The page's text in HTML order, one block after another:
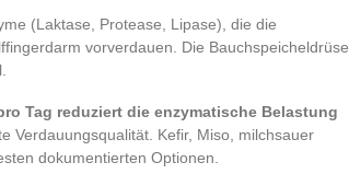
(Laktase, Protease, Lipase), die die
vorverdauen. Die Bauchspeicheldrüse
Tag reduziert die enzymatische Belastung
Verdauungsqualität. Kefir, Miso, milchsauer
dokumentierten Optionen.